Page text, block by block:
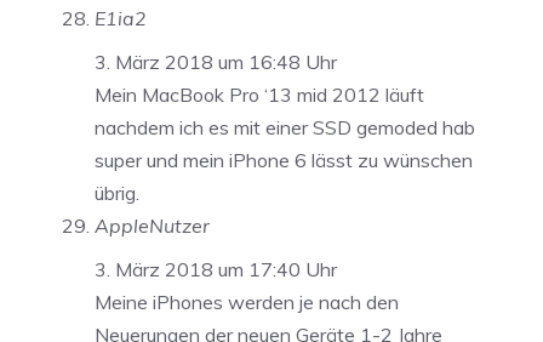
E1ia2
3. März 2018 um 16:48 Uhr
Mein MacBook Pro ‘13 mid 2012 läuft
nachdem ich es mit einer SSD gemoded hab
super und mein iPhone 6 lässt zu wünschen
übrig.
AppleNutzer
3. März 2018 um 17:40 Uhr
Meine iPhones werden je nach den
Neuerungen der neuen Geräte 1-2 Jahre